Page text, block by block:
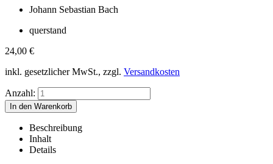
Johann Sebastian Bach
querstand
24,00 €
inkl. gesetzlicher MwSt., zzgl. Versandkosten
Anzahl:
Beschreibung
Inhalt
Details